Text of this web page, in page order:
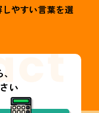
やすい言葉を選
い